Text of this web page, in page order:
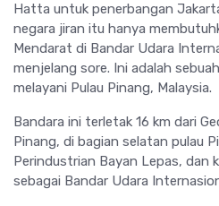
Hatta untuk penerbangan
negara jiran itu hanya
Mendarat di Bandar Udara
menjelang sore. Ini adalah
melayani Pulau Pinang, Malaysia.
Bandara ini terletak 16 km dari
Pinang, di bagian selatan pulau
Perindustrian Bayan Lepas, dan
sebagai Bandar Udara